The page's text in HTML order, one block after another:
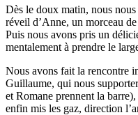
Dès le doux matin, nous
réveil d’Anne, un morceau
Puis nous avons pris un
mentalement à prendre le
Nous avons fait la rencontre
Guillaume, qui nous
et Romane prennent la
enfin mis les gaz, direction